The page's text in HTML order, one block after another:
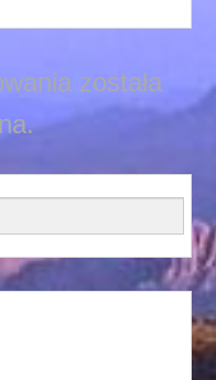
została